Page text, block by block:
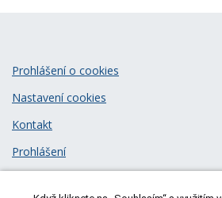
Prohlášení o cookies
Nastavení cookies
Kontakt
Prohlášení